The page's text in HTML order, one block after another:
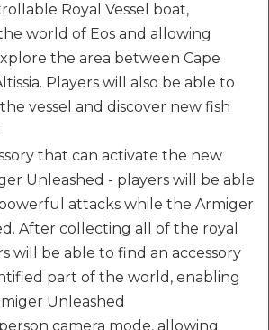
Royal Vessel boat,
world of Eos and allowing
the area between Cape
Players will also be able to
vessel and discover new fish
that can activate the new
Unleashed - players will be able
attacks while the Armiger
After collecting all of the royal
will be able to find an accessory
part of the world, enabling
Unleashed
camera mode, allowing